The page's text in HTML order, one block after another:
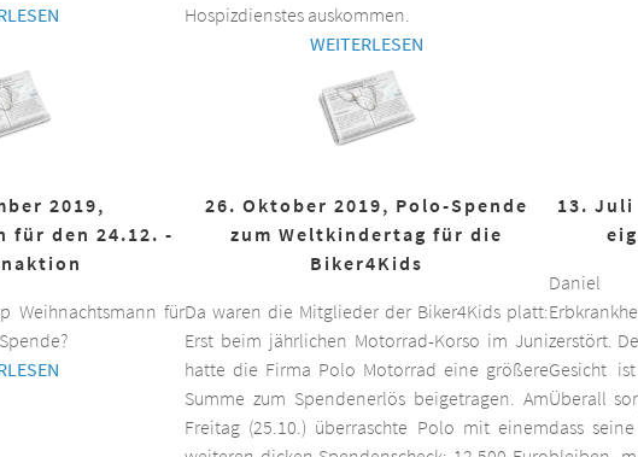
Hospizdienstes auskommen.
WEITERLESEN
2019,
für den 24.12. -
Weihnachtsmann für
26. Oktober 2019, Polo-Spende
zum Weltkindertag für die
Biker4Kids
Da waren die Mitglieder der Biker4Kids platt:
Erst beim jährlichen Motorrad-Korso im Juni
hatte die Firma Polo Motorrad eine größere
Summe zum Spendenerlös beigetragen. Am
Freitag (25.10.) überraschte Polo mit einem
13. Juli
Daniel
zerstört.
Gesicht
Überall
dass